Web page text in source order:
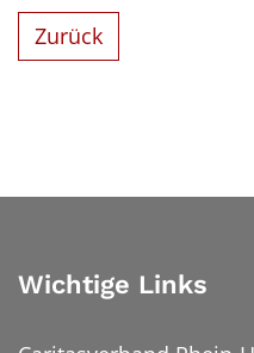
Zurück
Wichtige Links